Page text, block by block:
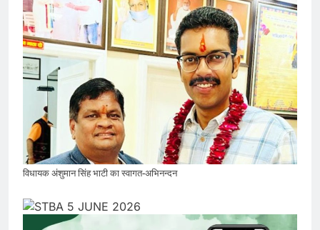
विधायक अंशुमान सिंह भाटी का स्वागत-अभिनन्दन